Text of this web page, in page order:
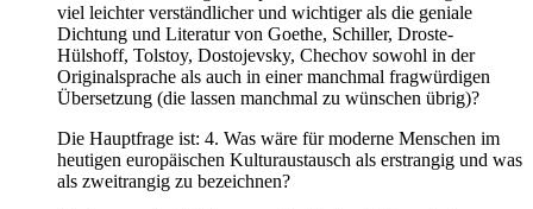
viel leichter verständlicher und wichtiger als die geniale
Dichtung und Literatur von Goethe, Schiller, Droste-
Hülshoff, Tolstoy, Dostojevsky, Chechov sowohl in der
Originalsprache als auch in einer manchmal fragwürdigen
Übersetzung (die lassen manchmal zu wünschen übrig)?
Die Hauptfrage ist: 4. Was wäre für moderne Menschen im
heutigen europäischen Kulturaustausch als erstrangig und was
als zweitrangig zu bezeichnen?